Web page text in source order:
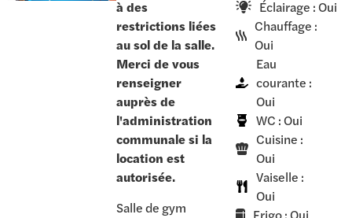
à des
restrictions liées
au sol de la salle.
Merci de vous
renseigner
auprès de
l'administration
communale si la
location est
autorisée.
Salle de gym
Éclairage : Oui
Chauffage :
Oui
Eau
courante :
Oui
WC : Oui
Cuisine :
Oui
Vaiselle :
Oui